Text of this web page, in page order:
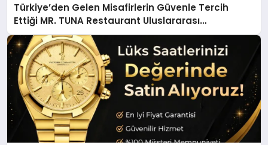
Türkiye’den Gelen Misafirlerin Güvenle Tercih
Ettiği MR. TUNA Restaurant Uluslararası
Başarısıyla Dikkat Çekiyor